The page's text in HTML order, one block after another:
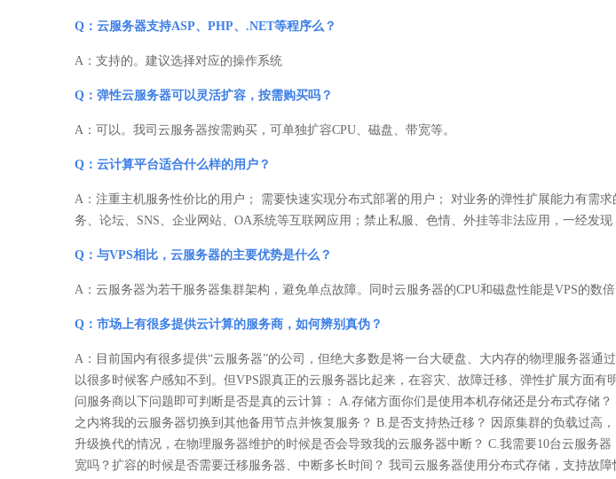
Q：云服务器支持ASP、PHP、.NET等程序么？
A：支持的。建议选择对应的操作系统
Q：弹性云服务器可以灵活扩容，按需购买吗？
A：可以。我司云服务器按需购买，可单独扩容CPU、磁盘、带宽等。
Q：云计算平台适合什么样的用户？
A：注重主机服务性价比的用户； 需要快速实现分布式部署的用户； 对业务的弹性扩展能力有需
务、论坛、SNS、企业网站、OA系统等互联网应用；禁止私服、色情、外挂等非法应用，一经发现
Q：与VPS相比，云服务器的主要优势是什么？
A：云服务器为若干服务器集群架构，避免单点故障。同时云服务器的CPU和磁盘性能是VPS的数
Q：市场上有很多提供云计算的服务商，如何辨别真伪？
A：目前国内有很多提供“云服务器”的公司，但绝大多数是将一台大硬盘、大内存的物理服务器
以很多时候客户感知不到。但VPS跟真正的云服务器比起来，在容灾、故障迁移、弹性扩展方面
问服务商以下问题即可判断是否是真的云计算： A.存储方面你们是使用本机存储还是分布式存储
之内将我的云服务器切换到其他备用节点并恢复服务？ B.是否支持热迁移？ 因原集群的负载过
升级换代的情况，在物理服务器维护的时候是否会导致我的云服务器中断？ C.我需要10台云服务
宽吗？扩容的时候是否需要迁移服务器、中断多长时间？ 我司云服务器使用分布式存储，支持故